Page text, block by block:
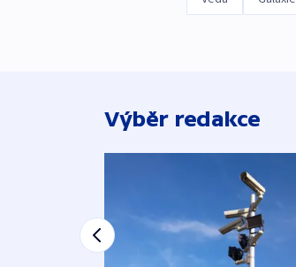
Výběr redakce